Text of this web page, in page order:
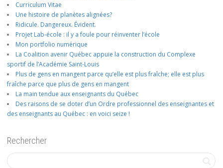
Curriculum Vitae
Une histoire de planètes alignées?
Ridicule. Dangereux. Évident.
Projet Lab-école : il y a foule pour réinventer l’école
Mon portfolio numérique
La Coalition avenir Québec appuie la construction du Complexe
sportif de l’Académie Saint-Louis
Plus de gens en mangent parce qu’elle est plus fraîche; elle est plus
fraîche parce que plus de gens en mangent
La main tendue aux enseignants du Québec
Des raisons de se doter d’un Ordre professionnel des enseignantes et
des enseignants au Québec : en voici seize !
Rechercher